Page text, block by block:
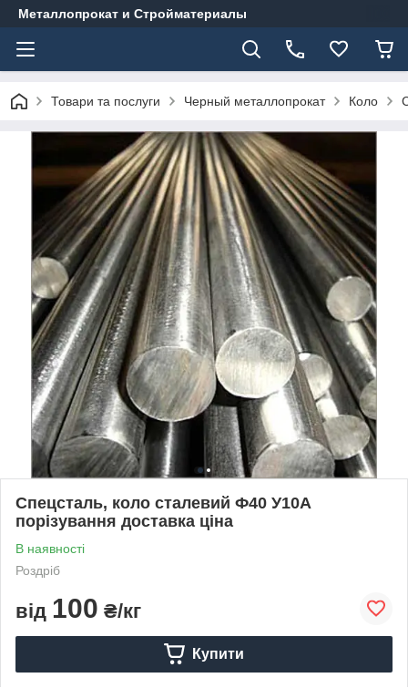
Металлопрокат и Стройматериалы
Товари та послуги Черный металлопрокат Коло
Спецсталь, коло сталевий Ф40 У10А
порізування доставка ціна
В наявності
Роздріб
від 100 ₴/кг
Купити